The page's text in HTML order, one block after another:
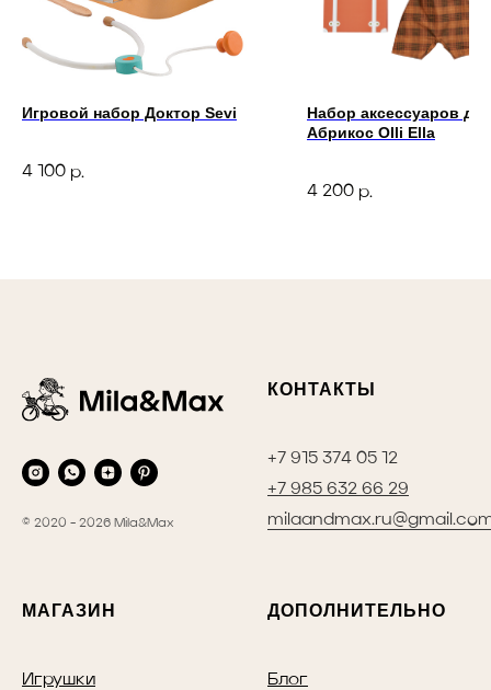
Игровой набор Доктор Sevi
4 100 р.
Набор аксессуаров
Абрикос Olli Ella
4 200 р.
© 2020 - 2026 Mila&Max
КОНТАКТЫ
+7 915 374 05 12
+7 985 632 66 29
МАГАЗИН
Игрушки
ДОПОЛНИТЕЛЬНО
Блог